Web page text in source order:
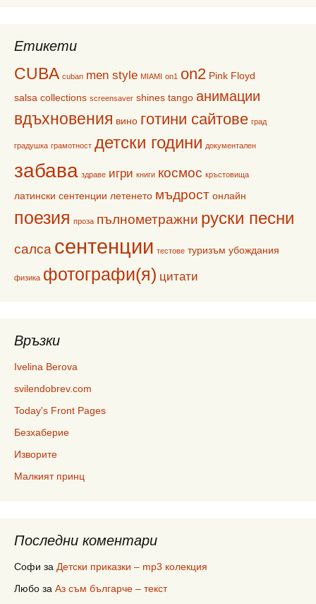
Етикети
CUBA cuban men style MIAMI on1 on2 Pink Floyd
salsa collections screensaver shines tango анимации
вдъхновения вино готини сайтове град
градушка грамотност детски години документален
забава здраве игри книги космос кръстовища
латински сентенции летенето мъдрост онлайн
поезия проза пълнометражни руски песни
салса сентенции тестове туризъм убождания
физика фотографи(я) цитати
Връзки
Ivelina Berova
svilendobrev.com
Today's Front Pages
Безхаберие
Изворите
Малкият принц
Последни коментари
Софи за Детски приказки – mp3 колекция
Любо за Аз съм българче – текст